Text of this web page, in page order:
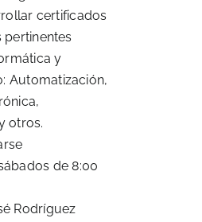
certificados
pertinentes
y
Automatización,
otros.
de 8:00
Rodríguez